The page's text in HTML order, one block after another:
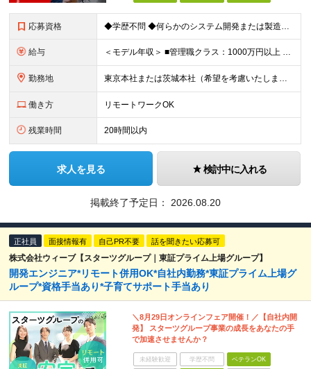
応募資格 ◆学歴不問 ◆何らかのシステム開発または製造関連の実務経験をお持ちの方 ≪以下のいずれかの経験・スキルを歓迎します≫ Java、C#、C++、Cなどの言語を用いた開発経験 製造分野（生産管理・生産技
給与 ＜モデル年収＞ ■管理職クラス：1000万円以上 ■主任クラス：550万円以上 ■担当者クラス：430万円以上 月給25万円～＋賞与（年2回）＋各種手当 ※経験・能力などを考慮のうえ、当社規定により
勤務地 東京本社または茨城本社（希望を考慮いたします） ※プロジェクトにより、全国各地の工場・製造現場への出張が発生する場合があります。 東京本社：東京都台東区秋葉原6-1（秋葉原大栄ビル） 茨城本社：茨城
働き方 リモートワークOK
残業時間 20時間以内
求人を見る 検討中に入れる
掲載終了予定日： 2026.08.20
正社員 面接情報有 自己PR不要 話を聞きたい応募可
株式会社ウィーブ【スターツグループ｜東証プライム上場グループ】
開発エンジニア*リモート併用OK*自社内勤務*東証プライム上場グ
ループ*資格手当あり*子育てサポート手当あり
＼8月29日オンラインフェア開催！／【自社内開
発】 スターツグループ事業の成長をあなたの手
で加速させませんか？
未経験歓迎 学歴不問 ベテランOK